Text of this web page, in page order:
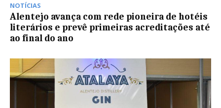
NOTÍCIAS
Alentejo avança com rede pioneira de hotéis
literários e prevê primeiras acreditações até
ao final do ano